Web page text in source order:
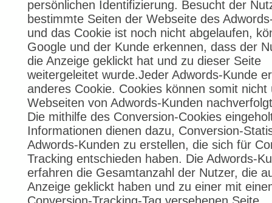
persönlichen Identifizierung. Besucht der
bestimmte Seiten der Webseite des
und das Cookie ist noch nicht abgelaufen,
Google und der Kunde erkennen, dass der
die Anzeige geklickt hat und zu dieser Seite
weitergeleitet wurde.Jeder Adwords-Kunde
anderes Cookie. Cookies können somit nicht
Webseiten von Adwords-Kunden
Die mithilfe des Conversion-Cookies
Informationen dienen dazu, Conversion-
Adwords-Kunden zu erstellen, die sich für
Tracking entschieden haben. Die Adwords-
erfahren die Gesamtanzahl der Nutzer, die
Anzeige geklickt haben und zu einer mit